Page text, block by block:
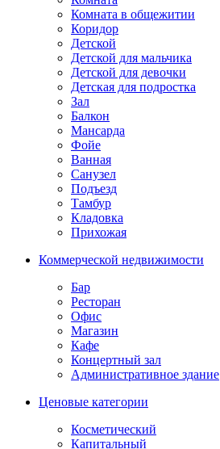
Комната в общежитии
Коридор
Детской
Детской для мальчика
Детской для девочки
Детская для подростка
Зал
Балкон
Мансарда
Фойе
Ванная
Санузел
Подъезд
Тамбур
Кладовка
Прихожая
Коммерческой недвижимости
Бар
Ресторан
Офис
Магазин
Кафе
Концертный зал
Административное здание
Ценовые категории
Косметический
Капитальный